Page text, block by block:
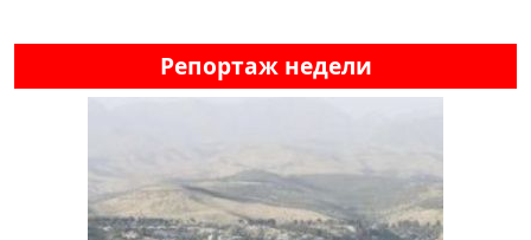
Репортаж недели